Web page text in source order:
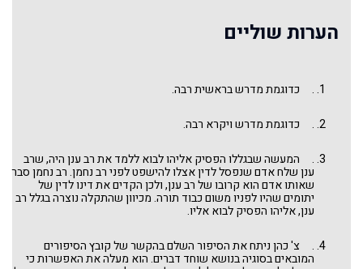
הערות שוליים
. כדוגמת מדרש בראשית רבה.
. כדוגמת מדרש ויקרא רבה.
. המעשה שבגללו הפסיק אליהו לבוא ללמד את רב ענן היה, שרב
ענן שלח אדם שנפסל לדין אצלו להישפט לפני רב נחמן. רב נחמן סבר
שאותו אדם הוא קרובו של רב ענן, ולכן הקדים את דינו לדין של
יתומים שהיו לפניו משום כבוד תורה. מכיוון שהתקלה נוצרה בגלל רב
ענן, אליהו הפסיק לבוא אליו.
. צ' כהן ניתח את הסיפור השלם בהקשר של קובץ הסיפורים
המובאים בסוגיה בנושא שוחד דברים. הוא מעלה את האפשרות כי